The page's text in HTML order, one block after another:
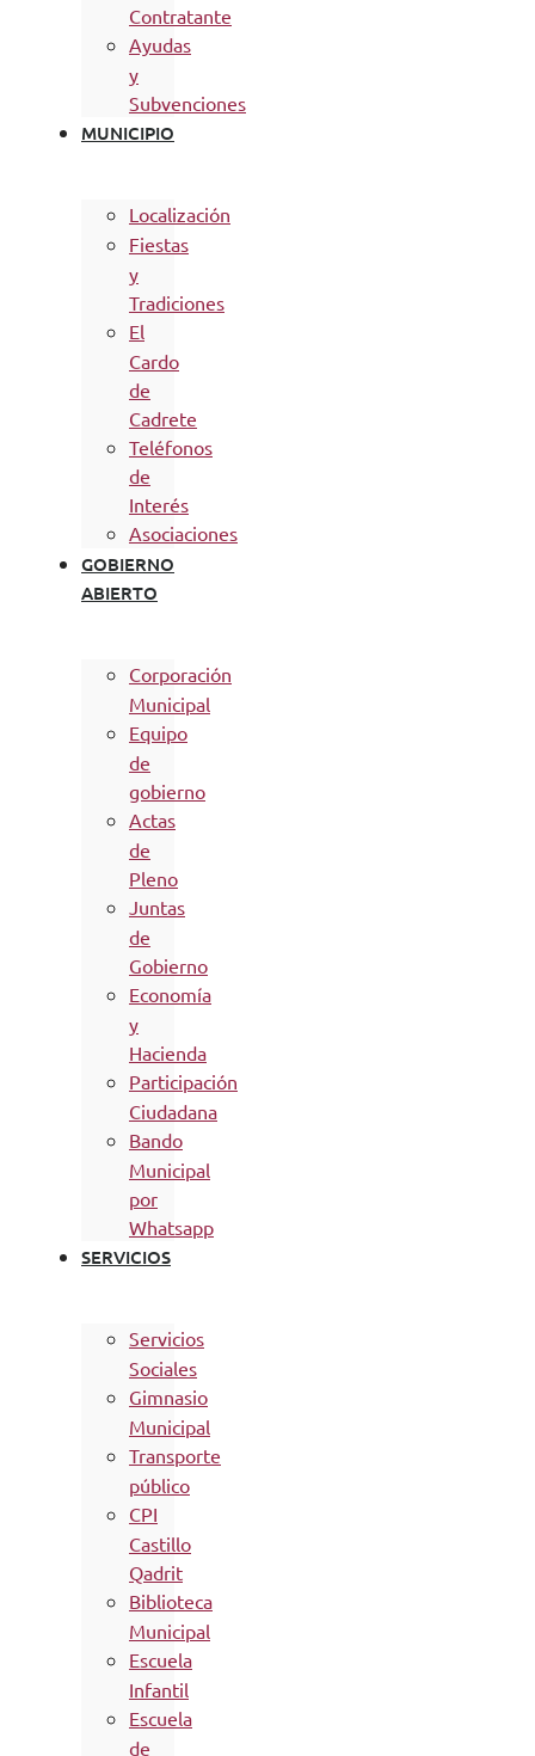
Contratante
Ayudas
y
Subvenciones
MUNICIPIO
Localización
Fiestas
y
Tradiciones
El
Cardo
de
Cadrete
Teléfonos
de
Interés
Asociaciones
GOBIERNO
ABIERTO
Corporación
Municipal
Equipo
de
gobierno
Actas
de
Pleno
Juntas
de
Gobierno
Economía
y
Hacienda
Participación
Ciudadana
Bando
Municipal
por
Whatsapp
SERVICIOS
Servicios
Sociales
Gimnasio
Municipal
Transporte
público
CPI
Castillo
Qadrit
Biblioteca
Municipal
Escuela
Infantil
Escuela
de